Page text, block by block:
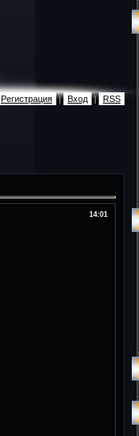
Регистрация | Вход | RSS
14:01